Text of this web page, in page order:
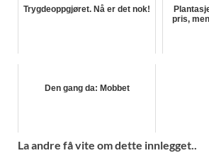
Trygdeoppgjøret. Nå er det nok!
pris,
Den gang da: Mobbet
La andre få vite om dette innlegget..